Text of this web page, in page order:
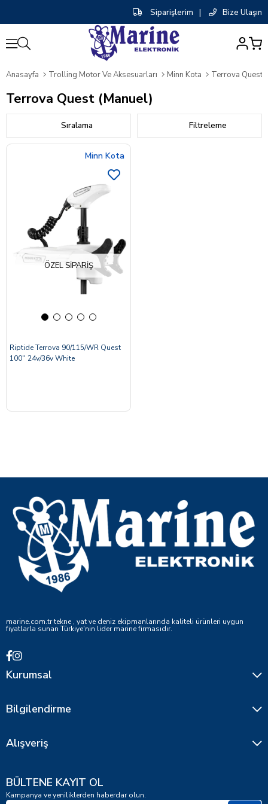
Siparişlerim | Bize Ulaşın
Anasayfa Trolling Motor Ve Aksesuarları Minn Kota Terrova Quest
Terrova Quest (Manuel)
Filtreleme
Sıralama
ÖZEL SIPARIŞ
Minn Kota
Riptide Terrova 90/115/WR Quest
100'' 24v/36v White
marine.com.tr tekne , yat ve deniz ekipmanlarında kaliteli ürünleri uygun
fiyatlarla sunan Türkiye'nin lider marine firmasıdır.
Kurumsal
Bilgilendirme
Alışveriş
BÜLTENE KAYIT OL
Kampanya ve yeniliklerden haberdar olun.